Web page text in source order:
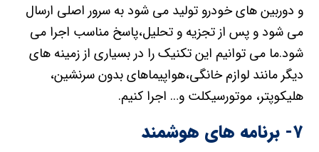
و دوربین های خودرو تولید می شود به سرور اصلی ارسال
می شود و پس از تجزیه و تحلیل،پاسخ مناسب اجرا می
شود.ما می توانیم این تکنیک را در بسیاری از زمینه های
دیگر مانند لوازم خانگی،هواپیماهای بدون سرنشین،
هلیکوپتر، موتورسیکلت و… اجرا کنیم.
۷- برنامه های هوشمند